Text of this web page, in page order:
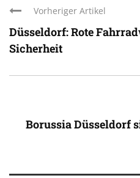
Vorheriger Artikel
Düsseldorf: Rote
Sicherheit
Borussia Düsseldorf